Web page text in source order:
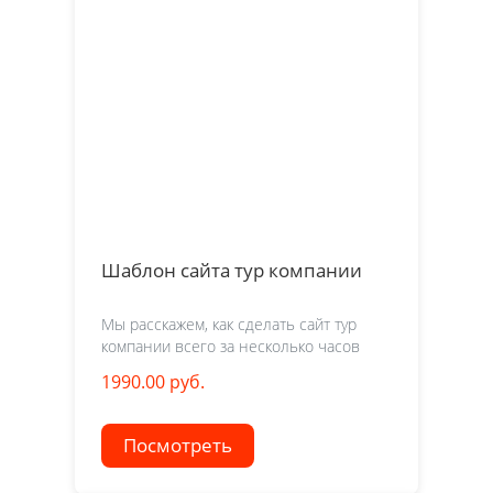
Шаблон сайта тур компании
Мы расскажем, как сделать сайт тур
компании всего за несколько часов
1990.00 руб.
Посмотреть